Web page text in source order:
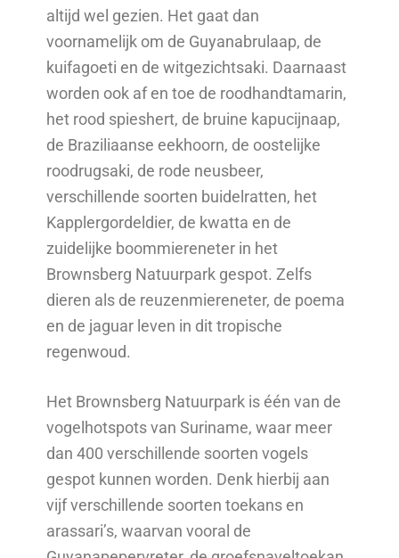
altijd wel gezien. Het gaat dan
voornamelijk om de Guyanabrulaap, de
kuifagoeti en de witgezichtsaki. Daarnaast
worden ook af en toe de roodhandtamarin,
het rood spieshert, de bruine kapucijnaap,
de Braziliaanse eekhoorn, de oostelijke
roodrugsaki, de rode neusbeer,
verschillende soorten buidelratten, het
Kapplergordeldier, de kwatta en de
zuidelijke boommiereneter in het
Brownsberg Natuurpark gespot. Zelfs
dieren als de reuzenmiereneter, de poema
en de jaguar leven in dit tropische
regenwoud.
Het Brownsberg Natuurpark is één van de
vogelhotspots van Suriname, waar meer
dan 400 verschillende soorten vogels
gespot kunnen worden. Denk hierbij aan
vijf verschillende soorten toekans en
arassari’s, waarvan vooral de